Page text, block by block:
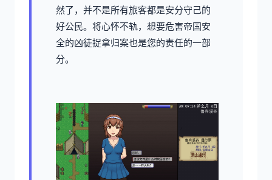
然了，并不是所有旅客都是安分守己的
好公民。将心怀不轨，想要危害帝国安
全的凶徒捉拿归案也是您的责任的一部
分。